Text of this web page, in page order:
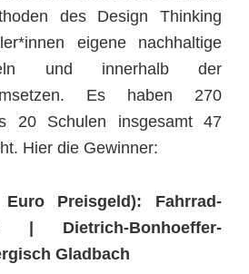
des Design Thinking
eigene nachhaltige
und innerhalb der
Es haben 270
20 Schulen insgesamt 47
Hier die Gewinner:
Preisgeld): Fahrrad-
| Dietrich-Bonhoeffer-
Gladbach